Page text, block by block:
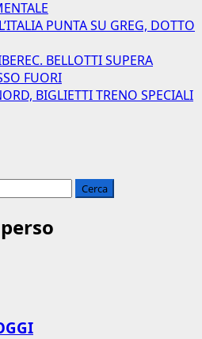
PUNTA SU GREG, DOTTO
BELLOTTI SUPERA
FUORI
BIGLIETTI TRENO SPECIALI